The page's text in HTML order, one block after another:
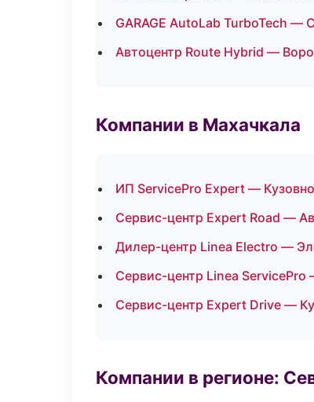
GARAGE AutoLab TurboTech —
Автоцентр Route Hybrid —
Компании в Махачкала
ИП ServicePro Expert —
Сервис-центр Expert Road —
Дилер-центр Linea Electro —
Сервис-центр Linea
Сервис-центр Expert Drive —
Компании в регионе: